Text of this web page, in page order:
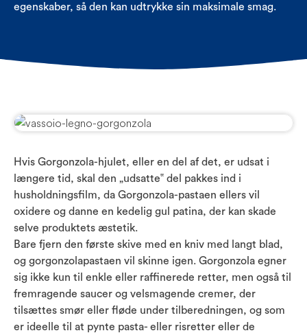
egenskaber, så den kan udtrykke sin maksimale smag.
Hvis Gorgonzola-hjulet, eller en del af det, er udsat i
længere tid, skal den „udsatte‟ del pakkes ind i
husholdningsfilm, da Gorgonzola-pastaen ellers vil
oxidere og danne en kedelig gul patina, der kan skade
selve produktets æstetik.
Bare fjern den første skive med en kniv med langt blad,
og gorgonzolapastaen vil skinne igen. Gorgonzola egner
sig ikke kun til enkle eller raffinerede retter, men også til
fremragende saucer og velsmagende cremer, der
tilsættes smør eller fløde under tilberedningen, og som
er ideelle til at pynte pasta- eller risretter eller de